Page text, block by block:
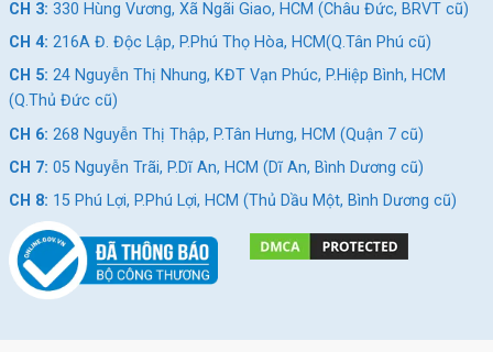
CH 3: 330 Hùng Vương, Xã Ngãi Giao, HCM (Châu Đức, BRVT cũ)
CH 4: 216A Đ. Độc Lập, P.Phú Thọ Hòa, HCM(Q.Tân Phú cũ)
CH 5: 24 Nguyễn Thị Nhung, KĐT Vạn Phúc, P.Hiệp Bình, HCM
(Q.Thủ Đức cũ)
CH 6: 268 Nguyễn Thị Thập, P.Tân Hưng, HCM (Quận 7 cũ)
CH 7: 05 Nguyễn Trãi, P.Dĩ An, HCM (Dĩ An, Bình Dương cũ)
CH 8: 15 Phú Lợi, P.Phú Lợi, HCM (Thủ Dầu Một, Bình Dương cũ)